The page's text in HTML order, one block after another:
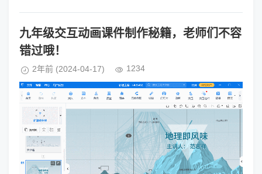
九年级交互动画课件制作秘籍，老师们不容
错过哦！
2年前 (2024-04-17) 1234